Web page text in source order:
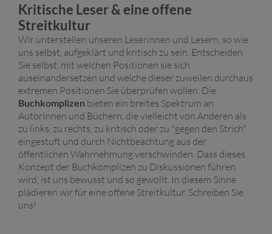
Kritische Leser & eine offene
Streitkultur
Wir unterstellen unseren Leserinnen und Lesern, so wie
uns selbst, aufgeklärt und kritisch zu sein. Entscheiden
Sie selbst, mit welchen Positionen sie sich
auseinandersetzen und welche dieser zuweilen durchaus
extremen Positionen Sie überprüfen wollen. Die
Buchkomplizen bieten ein breites Spektrum an
AutorInnen und Büchern, die vielleicht von Anderen als
zu links, zu rechts, zu kritisch oder zu "gegen den Strich"
eingestuft und durch Nichtbeachtung aus der
öffentlichen Wahrnehmung verschwinden. Dass dieses
Konzept der Buchkomplizen zu Diskussionen führen
wird, ist uns bewusst und so gewollt. In diesem Sinne
plädieren wir für eine offene Streitkultur. Schreiben Sie
uns!